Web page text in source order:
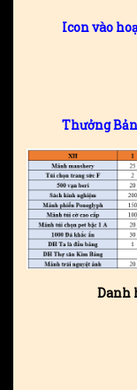
Icon vào
Thưởng
Danh